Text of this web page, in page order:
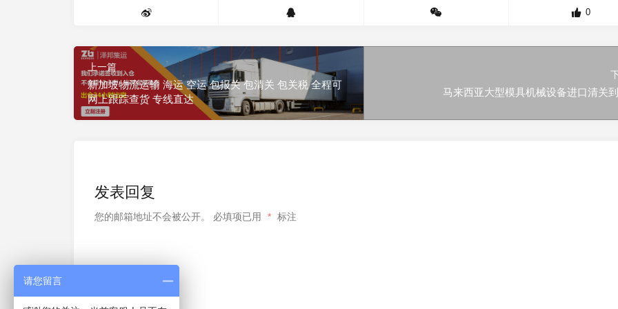
0
上一篇
新加坡物流运输 海运 空运 包报关 包清关 包关税 全程可
网上跟踪查货 专线直达
马来西亚大型模具机械设备进口清关
发表回复
您的邮箱地址不会被公开。 必填项已用 * 标注
请您留言